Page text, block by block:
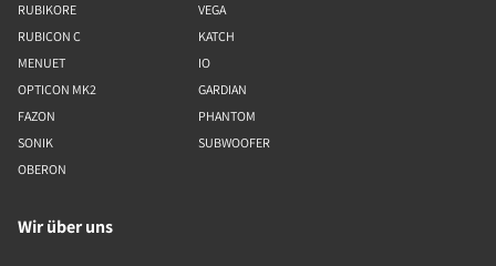
RUBIKORE
RUBICON C
MENUET
OPTICON MK2
FAZON
SONIK
OBERON
VEGA
KATCH
IO
GARDIAN
PHANTOM
SUBWOOFER
Wir über uns